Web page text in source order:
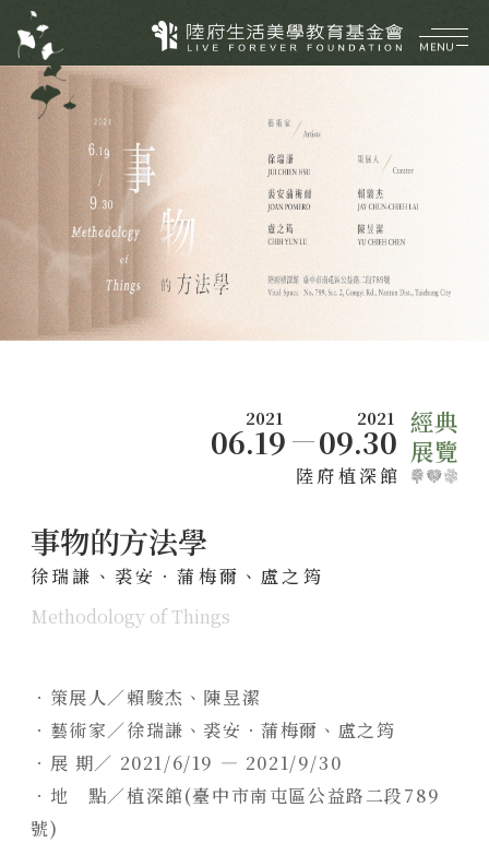
MENU
企業介紹
美好理願
陸府健社
大事紀要
菁英團隊
品牌價值
CORE VALUES
生機建築
永續服務
FOUNDATION
美學活動
展覽資訊
陸府新訊
國際展覽
用心服務
媒體報導
PROJECT
新案鑑賞
經典築績
特約商家
2021
06.19
2021
09.30
陸府植深館
事物的方法學
徐瑞謙、裘安‧蒲梅爾、盧之筠
Methodology of Things
．策展人／賴駿杰、陳昱潔
．藝術家／徐瑞謙、 裘安‧蒲梅爾 、盧之筠
．展 期／ 2021/6/19 — 2021/9/30
．地 點／植深館(臺中市南屯區公益路二段789
號)